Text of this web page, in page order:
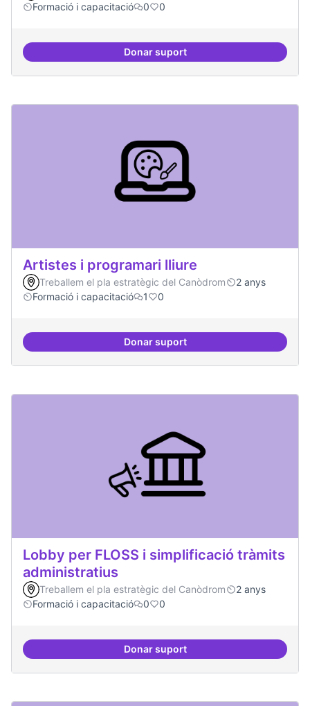
Formació i capacitació
0 0
Donar suportTenir un programa formatiu a
Artistes i programari lliure
Treballem el pla estratègic del Canòdrom
2 anys
Formació i capacitació
1 0
Donar suportArtistes i programari lliure
Lobby per FLOSS i simplificació tràmits
administratius
Treballem el pla estratègic del Canòdrom
2 anys
Formació i capacitació
0 0
Donar suportLobby per FLOSS i